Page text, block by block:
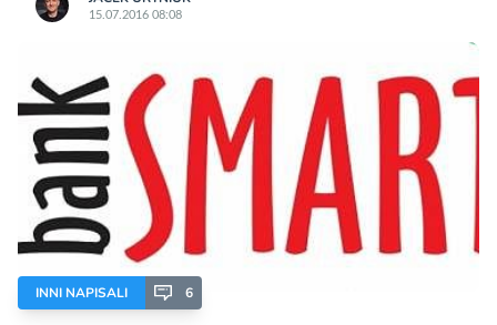
15.07.2016 08:08
INNI NAPISALI 6